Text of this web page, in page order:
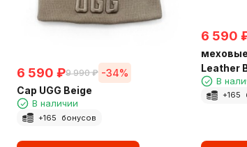
6 590 ₽9 990 ₽ -34%
Cap UGG Beige
В наличии
+165 бонусов
6 590
Leather
В
+165